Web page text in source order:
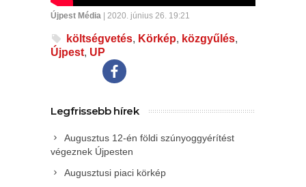
Újpest Média | 2020. június 26. 19:21
költségvetés, Körkép, közgyűlés,
Újpest, UP
Legfrissebb hírek
Augusztus 12-én földi szúnyoggyérítést
végeznek Újpesten
Augusztusi piaci körkép